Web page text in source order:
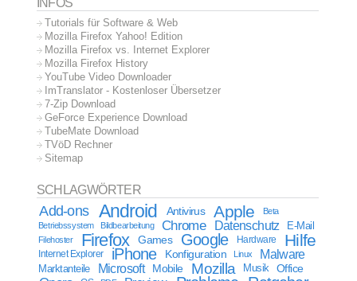
Tutorials für Software & Web
Mozilla Firefox Yahoo! Edition
Mozilla Firefox vs. Internet Explorer
Mozilla Firefox History
YouTube Video Downloader
ImTranslator - Kostenloser Übersetzer
7-Zip Download
GeForce Experience Download
TubeMate Download
TVöD Rechner
Sitemap
SCHLAGWÖRTER
Add-ons Android Antivirus Apple
Beta
Betriebssystem
Bildbearbeitung Chrome Datenschutz E-Mail
Filehoster Firefox Games Google Hardware Hilfe
Internet Explorer iPhone Konfiguration Linux Malware
Marktanteile Microsoft Mobile Mozilla Musik Office